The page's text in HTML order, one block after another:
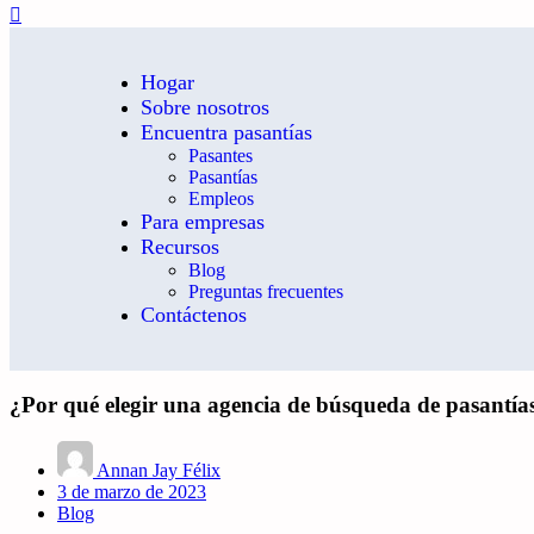
Hogar
Sobre nosotros
Encuentra pasantías
Pasantes
Pasantías
Empleos
Para empresas
Recursos
Blog
Preguntas frecuentes
Contáctenos
¿Por qué elegir una agencia de búsqueda de
Annan Jay Félix
3 de marzo de 2023
Blog